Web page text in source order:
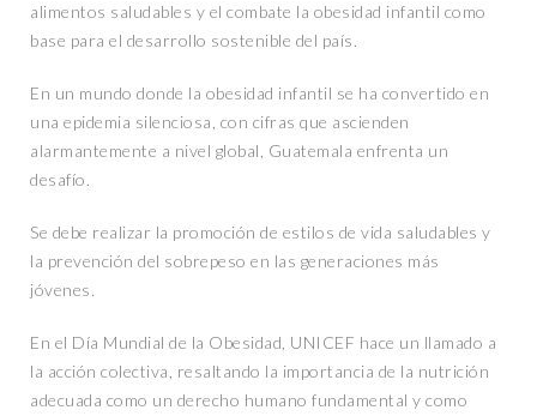
alimentos saludables y el combate la obesidad infantil como
base para el desarrollo sostenible del país.
En un mundo donde la obesidad infantil se ha convertido en
una epidemia silenciosa, con cifras que ascienden
alarmantemente a nivel global, Guatemala enfrenta un
desafío.
Se debe realizar la promoción de estilos de vida saludables y
la prevención del sobrepeso en las generaciones más
jóvenes.
En el Día Mundial de la Obesidad, UNICEF hace un llamado a
la acción colectiva, resaltando la importancia de la nutrición
adecuada como un derecho humano fundamental y como